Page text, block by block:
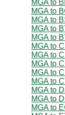
MGA to
MGA to
MGA to
MGA to
MGA to
MGA to
MGA to
MGA to
MGA to
MGA to
MGA to
MGA to
MGA to